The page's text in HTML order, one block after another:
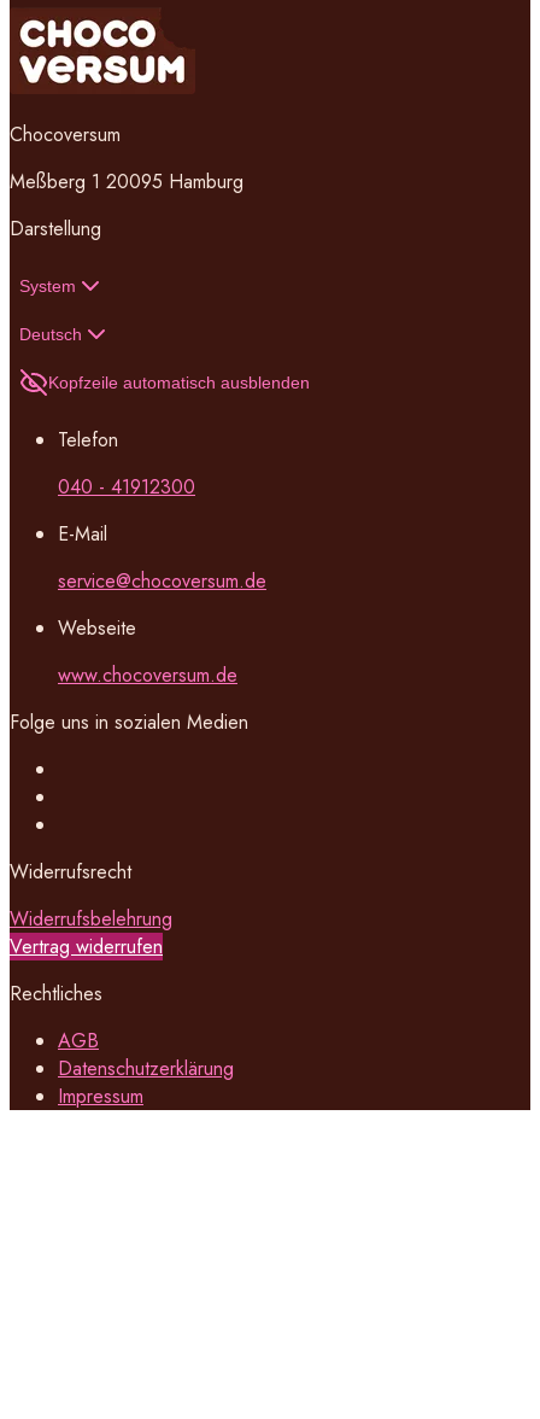
Chocoversum
Meßberg 1 20095 Hamburg
Darstellung
System
Deutsch
Kopfzeile automatisch ausblenden
Telefon
040 - 41912300
E-Mail
service@chocoversum.de
Webseite
www.chocoversum.de
Folge uns in sozialen Medien
Widerrufsrecht
Widerrufsbelehrung
Vertrag widerrufen
Rechtliches
AGB
Datenschutzerklärung
Impressum